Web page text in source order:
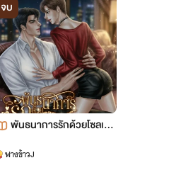
จบ
พันธนาการรักด้วยโซลเมท
ฟางข้าวJ